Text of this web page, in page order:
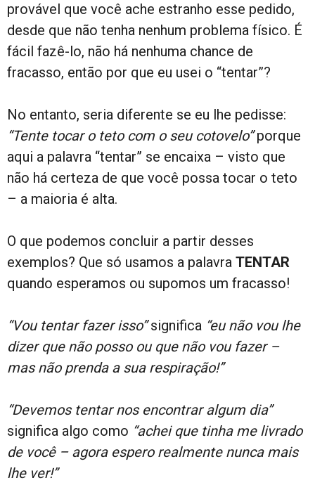
provável que você ache estranho esse pedido,
desde que não tenha nenhum problema físico. É
fácil fazê-lo, não há nenhuma chance de
fracasso, então por que eu usei o “tentar”?
No entanto, seria diferente se eu lhe pedisse:
“Tente tocar o teto com o seu cotovelo”porque
aqui a palavra “tentar” se encaixa – visto que
não há certeza de que você possa tocar o teto
– a maioria é alta.
O que podemos concluir a partir desses
exemplos? Que só usamos a palavra TENTAR
quando esperamos ou supomos um fracasso!
“Vou tentar fazer isso”significa “eu não vou lhe
dizer que não posso ou que não vou fazer –
mas não prenda a sua respiração!”
“Devemos tentar nos encontrar algum dia”
significa algo como “achei que tinha me livrado
de você – agora espero realmente nunca mais
lhe ver!”